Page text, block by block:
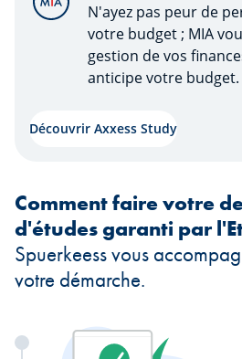
N'ayez pas peur de
votre budget ; MIA
gestion de vos
anticipe votre budget.
Découvrir Axxess Study
Comment faire votre
d'études garanti par
Spuerkeess vous
votre démarche.